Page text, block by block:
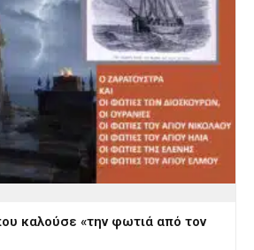
καλούσε «την φωτιά από τον